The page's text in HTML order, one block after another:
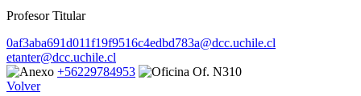
Profesor Titular
0af3aba691d011f19f9516c4edbd783a@dcc.uchile.cl
etanter@dcc.uchile.cl
+56229784953
Of. N310
Volver